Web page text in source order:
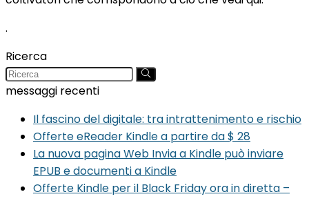
.
Ricerca
messaggi recenti
Il fascino del digitale: tra intrattenimento e rischio
Offerte eReader Kindle a partire da $ 28
La nuova pagina Web Invia a Kindle può inviare
EPUB e documenti a Kindle
Offerte Kindle per il Black Friday ora in diretta –